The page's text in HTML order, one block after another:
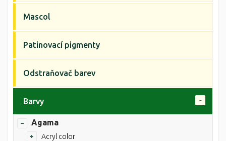
Mascol
Patinovací pigmenty
Odstraňovač barev
Barvy
Agama
Acryl color